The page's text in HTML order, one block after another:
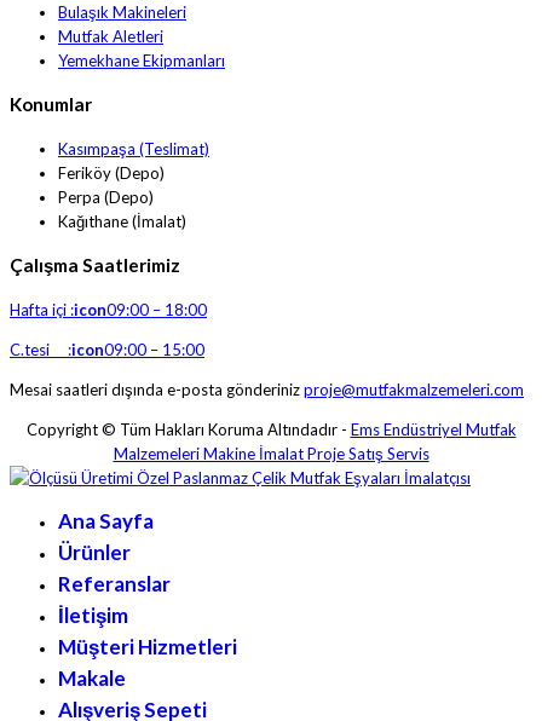
Bulaşık Makineleri
Mutfak Aletleri
Yemekhane Ekipmanları
Konumlar
Kasımpaşa (Teslimat)
Feriköy (Depo)
Perpa (Depo)
Kağıthane (İmalat)
Çalışma Saatlerimiz
Hafta içi :icon09:00 – 18:00
C.tesi :icon09:00 – 15:00
Mesai saatleri dışında e-posta gönderinizproje@mutfakmalzemeleri.com
Copyright © Tüm Hakları Koruma Altındadır - Ems Endüstriyel Mutfak
Malzemeleri Makine İmalat Proje Satış Servis
Ana Sayfa
Ürünler
Referanslar
İletişim
Müşteri Hizmetleri
Makale
Alışveriş Sepeti